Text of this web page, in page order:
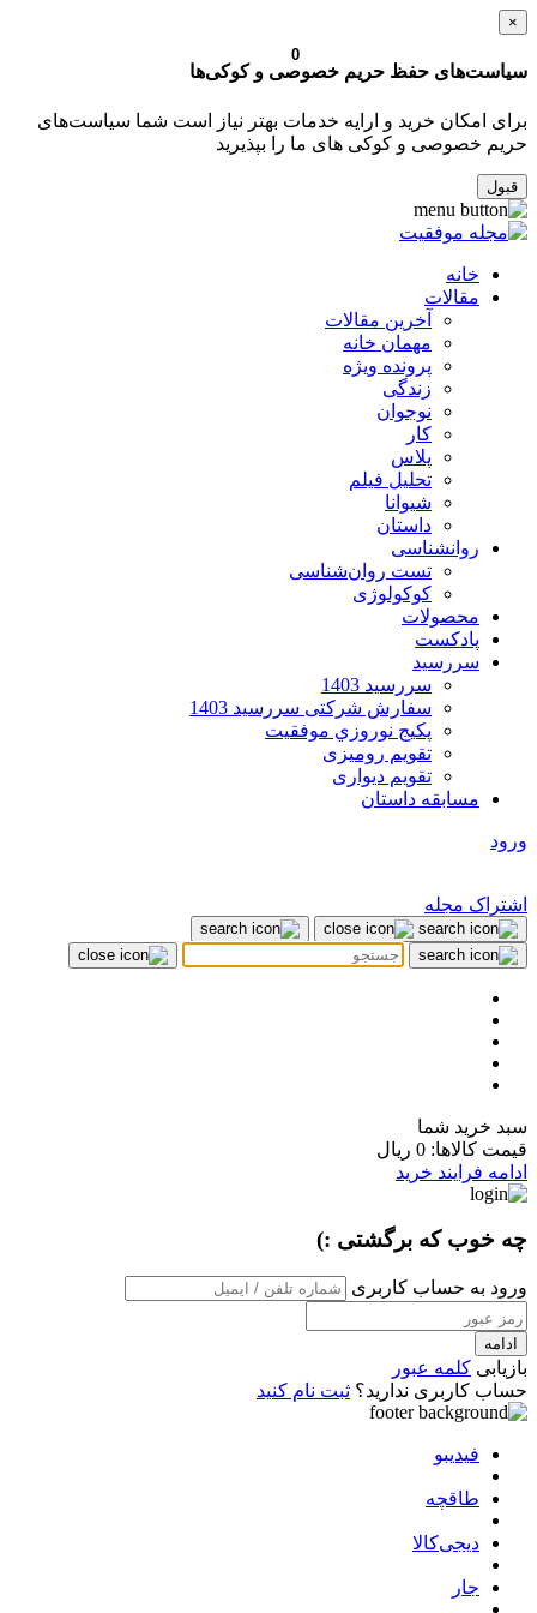
×
سیاست‌های حفظ حریم خصوصی و کوکی‌ها
برای امکان خرید و ارایه خدمات بهتر نیاز است شما سیاست‌های
حریم خصوصی و کوکی های ما را بپذیرید
قبول
خانه
مقالات
آخرین مقالات
مهمان خانه
پرونده ویژه
زندگی
نوجوان
کار
پلاس
تحلیل فیلم
شیوانا
داستان
روانشناسی
تست روان‌شناسی
کوکولوژی
محصولات
پادکست
سررسید
سررسید 1403
سفارش شرکتی سررسید 1403
پکيج نوروزي موفقيت
تقویم رومیزی
تقویم دیواری
مسابقه داستان
ورود
اشتراک مجله
0
سبد خرید شما
قیمت کالاها: 0 ریال
ادامه فرایند خرید
چه خوب که برگشتی :)
ورود به حساب کاربری
ادامه
بازیابی کلمه عبور
حساب کاربری ندارید؟ ثبت نام کنید
فیدیبو
طاقچه
دیجی‌کالا
جار